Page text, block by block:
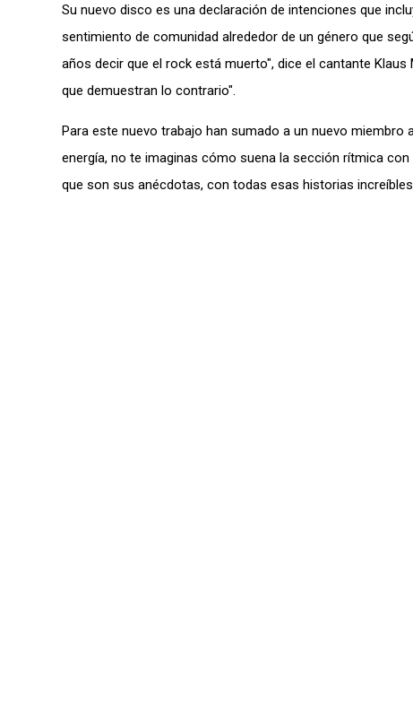
Su nuevo disco es una declaración de intenciones que
sentimiento de comunidad alrededor de un género que
años decir que el rock está muerto", dice el cantante
que demuestran lo contrario".
Para este nuevo trabajo han sumado a un nuevo miembro
energía, no te imaginas cómo suena la sección rítmica
que son sus anécdotas, con todas esas historias